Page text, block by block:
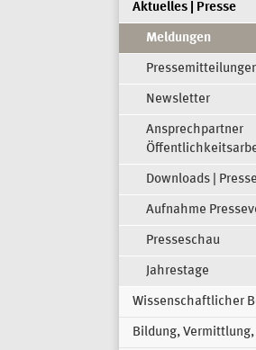
Aktuelles | Presse
Meldungen
Newsletter
Ansprechpartner
Downloads |
Aufnahme
Presseschau
Jahrestage
Wissenschaftlicher
Bildung,